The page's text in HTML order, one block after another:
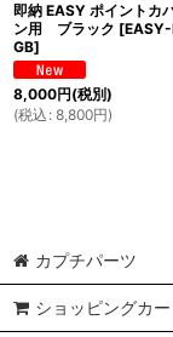
即納 EASY ポイントカ
ン用 ブラック [
GB]
8,000円(税別)
(税込 : 8,800円)
カプチパーツ
ショッピングカー